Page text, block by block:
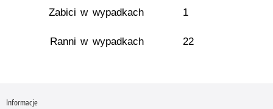
Zabici w wypadkach 1
Ranni w wypadkach 22
Informacje